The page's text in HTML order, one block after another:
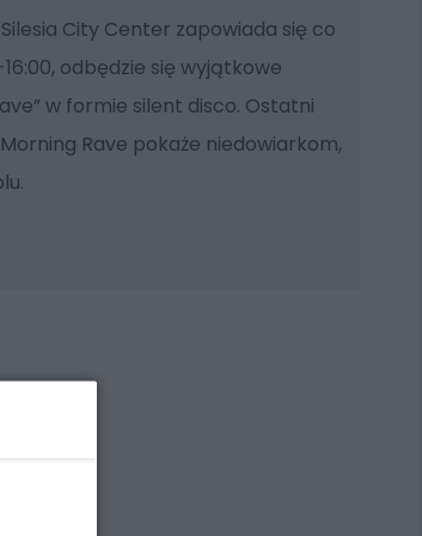
City Center zapowiada się co
odbędzie się wyjątkowe
w formie silent disco. Ostatni
Rave pokaże niedowiarkom,